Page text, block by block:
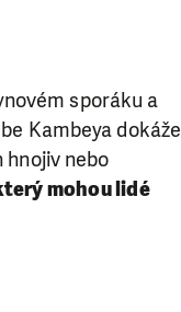
sporáku a
Kambeya dokáže
hnojiv nebo
mohou lidé